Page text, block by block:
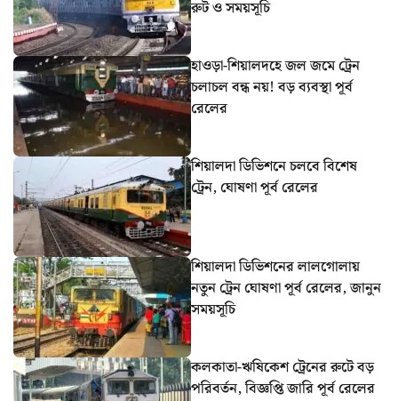
রুট ও সময়সূচি
হাওড়া-শিয়ালদহে জল জমে ট্রেন
চলাচল বন্ধ নয়! বড় ব্যবস্থা পূর্ব
রেলের
শিয়ালদা ডিভিশনে চলবে বিশেষ
ট্রেন, ঘোষণা পূর্ব রেলের
শিয়ালদা ডিভিশনের লালগোলায়
নতুন ট্রেন ঘোষণা পূর্ব রেলের, জানুন
সময়সূচি
কলকাতা-ঋষিকেশ ট্রেনের রুটে বড়
পরিবর্তন, বিজ্ঞপ্তি জারি পূর্ব রেলের